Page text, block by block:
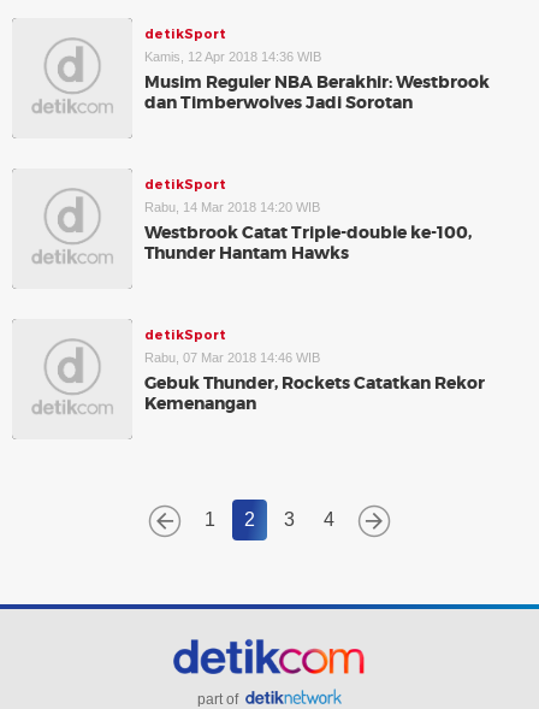
detikSport
Kamis, 12 Apr 2018 14:36 WIB
Musim Reguler NBA Berakhir: Westbrook
dan Timberwolves Jadi Sorotan
detikSport
Rabu, 14 Mar 2018 14:20 WIB
Westbrook Catat Triple-double ke-100,
Thunder Hantam Hawks
detikSport
Rabu, 07 Mar 2018 14:46 WIB
Gebuk Thunder, Rockets Catatkan Rekor
Kemenangan
1 2 3 4
part of